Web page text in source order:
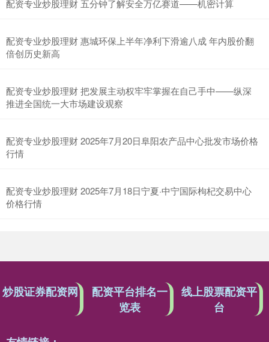
配资专业炒股理财 五分钟了解安全万亿赛道——机密计算
配资专业炒股理财 惠城环保上半年净利下滑逾八成 年内股价翻
倍创历史新高
配资专业炒股理财 把发展主动权牢牢掌握在自己手中——纵深
推进全国统一大市场建设观察
配资专业炒股理财 2025年7月20日阜阳农产品中心批发市场价格
行情
配资专业炒股理财 2025年7月18日宁夏·中宁国际枸杞交易中心
价格行情
炒股证券配资网
配资平台排名一
览表
线上股票配资平
台